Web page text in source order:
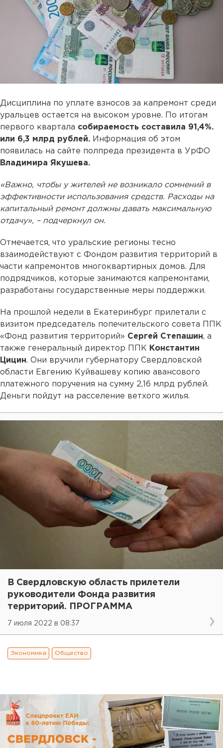
Дисциплина по уплате взносов за капремонт среди
уральцев остается на высоком уровне. По итогам
первого квартала собираемость составила 91,4%.
или 6,3 млрд рублей. Информация об этом
появилась на сайте полпреда президента в УрФО
Владимира Якушева.
«Важно, чтобы у жителей не возникало сомнений в
эффективности использования средств. Расходы на
капитальный ремонт должны давать максимальную
отдачу», – подчеркнул он.
Отмечается, что уральские регионы тесно
взаимодействуют с Фондом развития территорий в
части капремонтов многоквартирных домов. Для
подрядчиков, которые занимаются капремонтами,
разработаны государственные меры поддержки.
На прошлой недели в Екатеринбург прилетали с
визитом председатель попечительского совета ППК
«Фонд развития территорий» Сергей Степашин, а
также генеральный директор ППК Константин
Цицин. Они вручили губернатору Свердловской
области Евгению Куйвашеву копию авансового
платежного поручения на сумму 2,16 млрд рублей.
Деньги пойдут на расселение ветхого жилья.
В Свердловскую область прилетели
руководители Фонда развития
территорий. ПРОГРАММА
7 июля 2022 в 08:37
Экономика Общество